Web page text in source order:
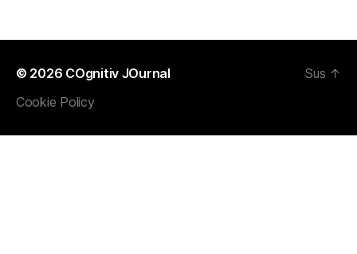
© 2026 COgnitiv JOurnal
Cookie Policy
Sus ↑